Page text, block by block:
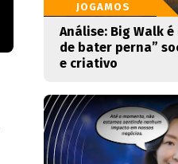
JOGAMOS
Análise: Big Walk
de bater perna”
e criativo